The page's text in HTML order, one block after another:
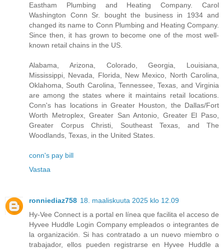
Eastham Plumbing and Heating Company. Carol
Washington Conn Sr. bought the business in 1934 and
changed its name to Conn Plumbing and Heating Company.
Since then, it has grown to become one of the most well-
known retail chains in the US.
Alabama, Arizona, Colorado, Georgia, Louisiana,
Mississippi, Nevada, Florida, New Mexico, North Carolina,
Oklahoma, South Carolina, Tennessee, Texas, and Virginia
are among the states where it maintains retail locations.
Conn's has locations in Greater Houston, the Dallas/Fort
Worth Metroplex, Greater San Antonio, Greater El Paso,
Greater Corpus Christi, Southeast Texas, and The
Woodlands, Texas, in the United States.
conn's pay bill
Vastaa
ronniediaz758 18. maaliskuuta 2025 klo 12.09
Hy-Vee Connect is a portal en línea que facilita el acceso de
Hyvee Huddle Login Company empleados o integrantes de
la organización. Si has contratado a un nuevo miembro o
trabajador, ellos pueden registrarse en Hyvee Huddle a